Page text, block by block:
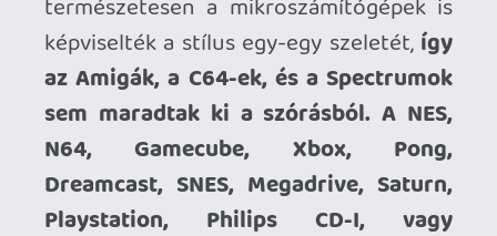
A zenés-ritmusos-táncszőnyeges
játékok mellett a Nintendósok
szórakoztatták a látogatókat, mialatt a
vállalkozó szelleműek azOculussal
kalandozhattak a virtuális valóságban,
navigátorok lehettek egy Star Trek
Csillaghajóban, DIY kütyüket
hegeszthettek a sarokban, és